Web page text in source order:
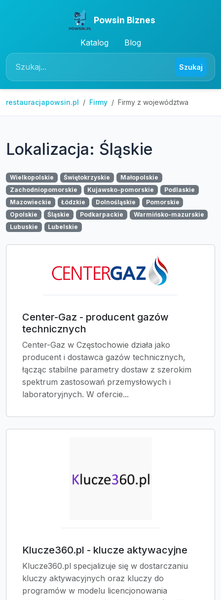
Powsin Biznes
Katalog Blog
Szukaj
restauracjapowsin.pl Firmy Firmy z województwa
Lokalizacja: Śląskie
Wielkopolskie Świętokrzyskie
Małopolskie
Zachodniopomorskie
Kujawsko-pomorskie
Podlaskie
Mazowieckie
Łódzkie Dolnośląskie
Pomorskie
Opolskie
Śląskie Podkarpackie
Warmińsko-mazurskie
Lubuskie
Lubelskie
Center-Gaz - producent gazów
technicznych
Center-Gaz w Częstochowie działa jako
producent i dostawca gazów technicznych,
łącząc stabilne parametry dostaw z szerokim
spektrum zastosowań przemysłowych i
laboratoryjnych. W ofercie...
Klucze360.pl - klucze aktywacyjne
Klucze360.pl specjalizuje się w dostarczaniu
kluczy aktywacyjnych oraz kluczy do
programów w modelu licencjonowania